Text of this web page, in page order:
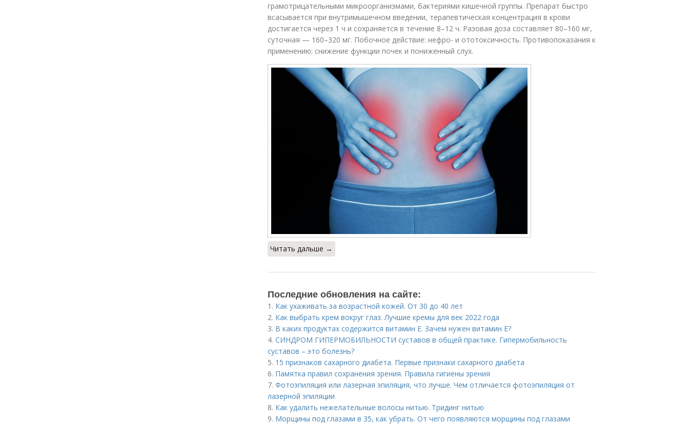
грамотрицательными микроорганизмами, бактериями кишечной группы. Препарат быстро
всасывается при внутримышечном введении, терапевтическая концентрация в крови
достигается через 1 ч и сохраняется в течение 8–12 ч. Разовая доза составляет 80–160 мг,
суточная — 160–320 мг. Побочное действие: нефро- и ототоксичность. Противопоказания к
применению: снижение функции почек и пониженный слух.
Читать дальше →
Последние обновления на сайте:
1. Как ухаживать за возрастной кожей. От 30 до 40 лет
2. Как выбрать крем вокруг глаз. Лучшие кремы для век 2022 года
3. В каких продуктах содержится витамин Е. Зачем нужен витамин Е?
4. СИНДРОМ ГИПЕРМОБИЛЬНОСТИ суставов в общей практике. Гипермобильность
суставов – это болезнь?
5. 15 признаков сахарного диабета. Первые признаки сахарного диабета
6. Памятка правил сохранения зрения. Правила гигиены зрения
7. Фотоэпиляция или лазерная эпиляция, что лучше. Чем отличается фотоэпиляция от
лазерной эпиляции
8. Как удалить нежелательные волосы нитью. Тридинг нитью
9. Морщины под глазами в 35, как убрать. От чего появляются морщины под глазами